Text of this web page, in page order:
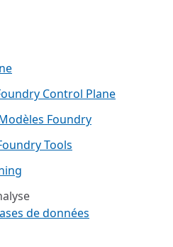
Control Plane
Foundry
Tools
de données